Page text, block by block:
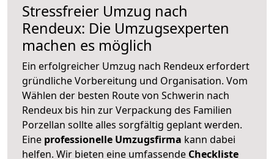
Stressfreier Umzug nach
Rendeux: Die Umzugsexperten
machen es möglich
Ein erfolgreicher Umzug nach Rendeux erfordert
gründliche Vorbereitung und Organisation. Vom
Wählen der besten Route von Schwerin nach
Rendeux bis hin zur Verpackung des Familien
Porzellan sollte alles sorgfältig geplant werden.
Eine professionelle Umzugsfirma kann dabei
helfen. Wir bieten eine umfassende Checkliste